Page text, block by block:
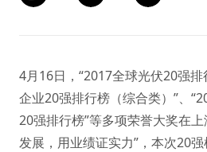
4月16日，“2017全球光伏20强排
企业20强排行榜（综合类）”、
20强排行榜”等多项荣誉大奖在
发展，用业绩证实力”，本次20